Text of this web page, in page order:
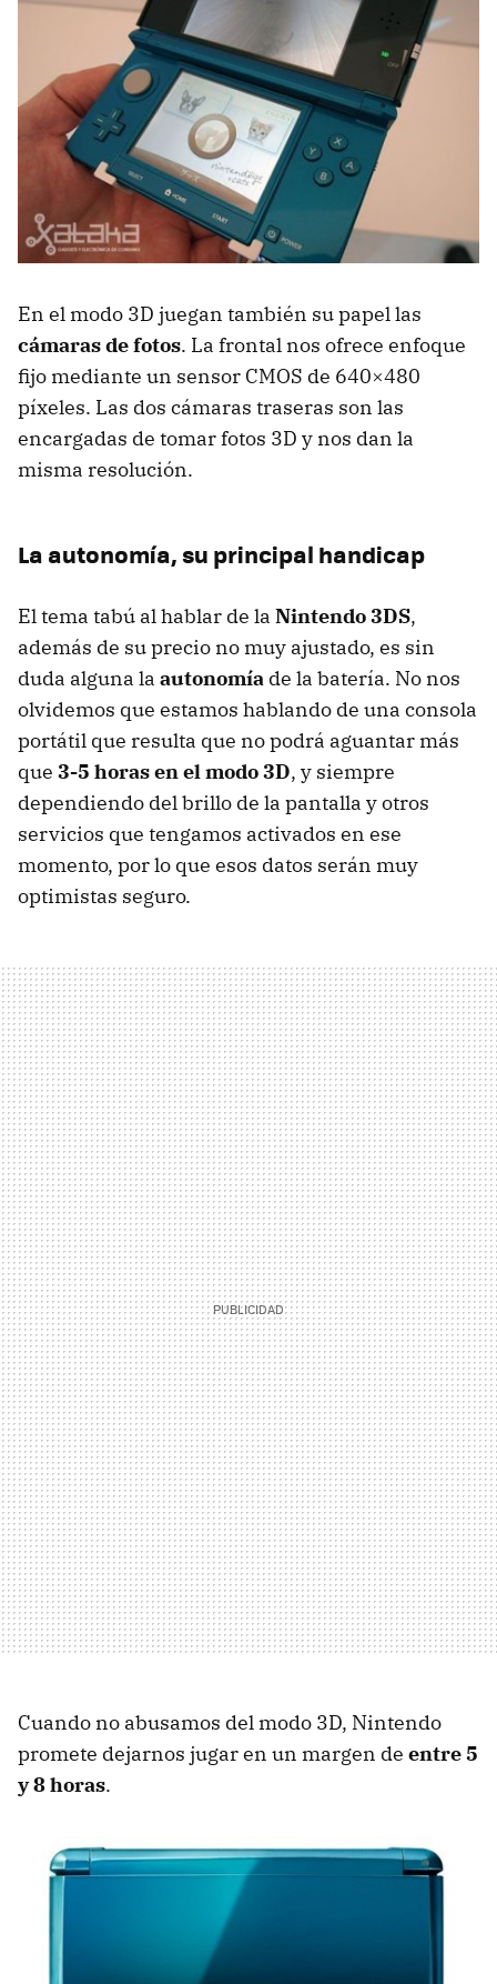
En el modo 3D juegan también su papel las
cámaras de fotos. La frontal nos ofrece enfoque
fijo mediante un sensor CMOS de 640×480
píxeles. Las dos cámaras traseras son las
encargadas de tomar fotos 3D y nos dan la
misma resolución.
La autonomía, su principal handicap
El tema tabú al hablar de la Nintendo 3DS,
además de su precio no muy ajustado, es sin
duda alguna la autonomía de la batería. No nos
olvidemos que estamos hablando de una consola
portátil que resulta que no podrá aguantar más
que 3-5 horas en el modo 3D, y siempre
dependiendo del brillo de la pantalla y otros
servicios que tengamos activados en ese
momento, por lo que esos datos serán muy
optimistas seguro.
Cuando no abusamos del modo 3D, Nintendo
promete dejarnos jugar en un margen de entre 5
y 8 horas.